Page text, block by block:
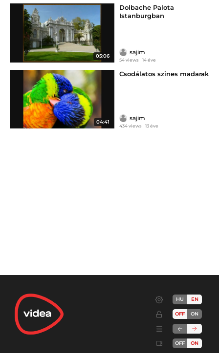
05:06
Dolbache Palota
Istanburgban
sajim
54 views 14 éve
04:41
Csodálatos szines madarak
sajim
434 views 13 éve
HU EN
OFF ON
OFF ON